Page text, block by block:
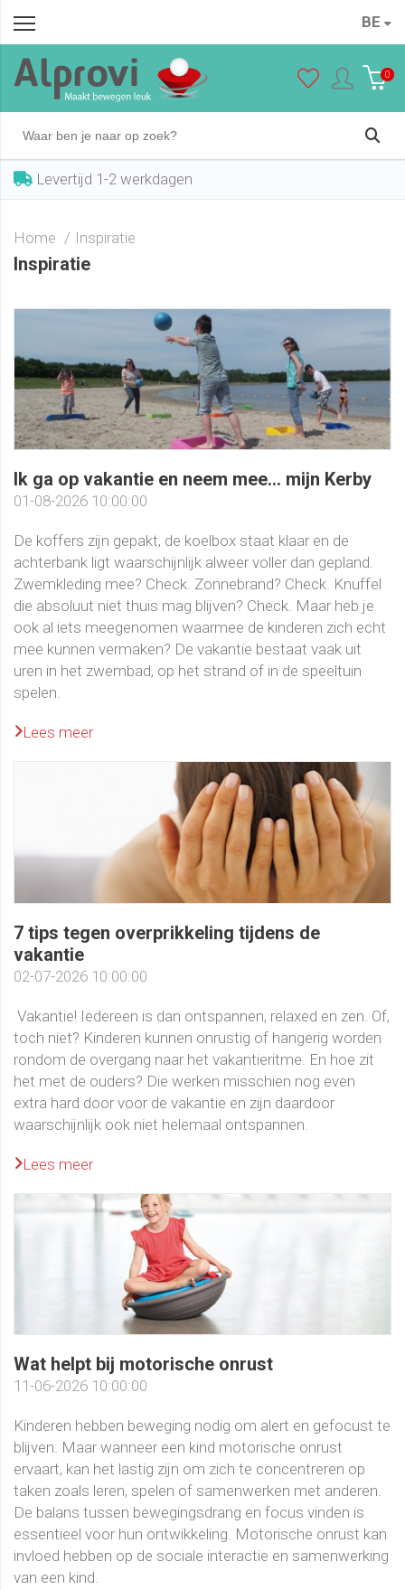
BE
0
Levertijd 1-2 werkdagen
Home Inspiratie
Inspiratie
Ik ga op vakantie en neem mee... mijn Kerby
01-08-2026 10:00:00
De koffers zijn gepakt, de koelbox staat klaar en de
achterbank ligt waarschijnlijk alweer voller dan gepland.
Zwemkleding mee? Check. Zonnebrand? Check. Knuffel
die absoluut niet thuis mag blijven? Check. Maar heb je
ook al iets meegenomen waarmee de kinderen zich echt
mee kunnen vermaken? De vakantie bestaat vaak uit
uren in het zwembad, op het strand of in de speeltuin
spelen.
Lees meer
7 tips tegen overprikkeling tijdens de
vakantie
02-07-2026 10:00:00
Vakantie! Iedereen is dan ontspannen, relaxed en zen. Of,
toch niet? Kinderen kunnen onrustig of hangerig worden
rondom de overgang naar het vakantieritme. En hoe zit
het met de ouders? Die werken misschien nog even
extra hard door voor de vakantie en zijn daardoor
waarschijnlijk ook niet helemaal ontspannen.
Lees meer
Wat helpt bij motorische onrust
11-06-2026 10:00:00
Kinderen hebben beweging nodig om alert en gefocust te
blijven. Maar wanneer een kind motorische onrust
ervaart, kan het lastig zijn om zich te concentreren op
taken zoals leren, spelen of samenwerken met anderen.
De balans tussen bewegingsdrang en focus vinden is
essentieel voor hun ontwikkeling. Motorische onrust kan
invloed hebben op de sociale interactie en samenwerking
van een kind.